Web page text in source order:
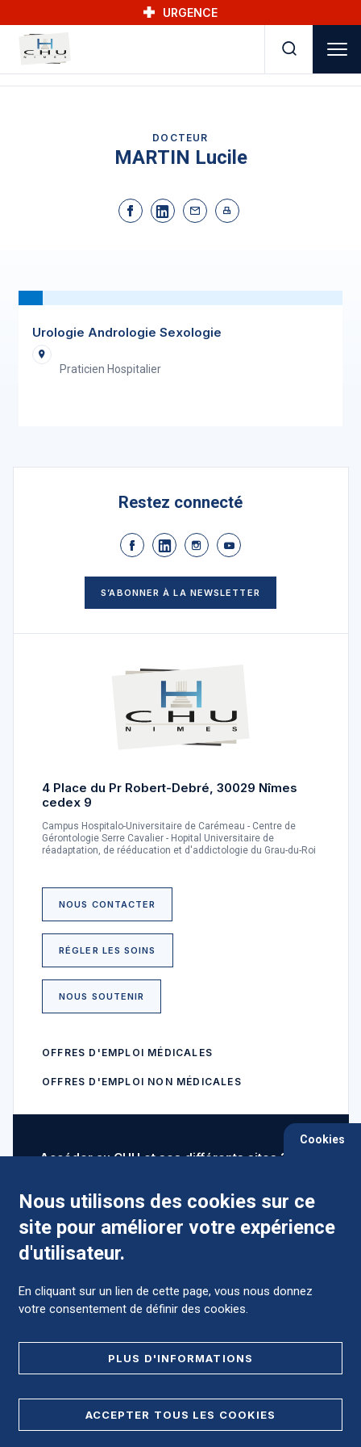
URGENCE
DOCTEUR
MARTIN Lucile
Urologie Andrologie Sexologie
Praticien Hospitalier
Restez connecté
S’ABONNER À LA NEWSLETTER
4 Place du Pr Robert-Debré, 30029 Nîmes
cedex 9
Campus Hospitalo-Universitaire de Carémeau - Centre de
Gérontologie Serre Cavalier - Hopital Universitaire de
réadaptation, de rééducation et d'addictologie du Grau-du-Roi
NOUS CONTACTER
RÉGLER LES SOINS
NOUS SOUTENIR
OFFRES D'EMPLOI MÉDICALES
OFFRES D'EMPLOI NON MÉDICALES
Accéder au CHU et ses différents sites ?
Comment préparer mon hospitalisation ?
Cookies
Nous utilisons des cookies sur ce
site pour améliorer votre expérience
d'utilisateur.
En cliquant sur un lien de cette page, vous nous donnez
votre consentement de définir des cookies.
PLUS D'INFORMATIONS
ACCEPTER TOUS LES COOKIES